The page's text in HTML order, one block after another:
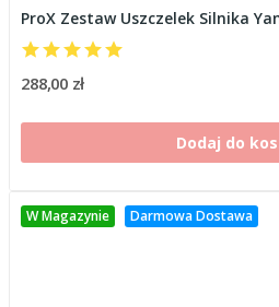
ProX Zestaw Uszczelek Silnika
288,00 zł
Dodaj do
W Magazynie Darmowa Dostawa